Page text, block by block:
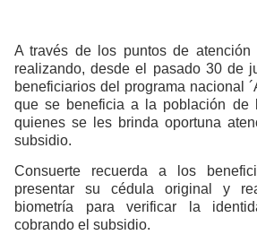
A través de los puntos de atención
realizando, desde el pasado 30 de
beneficiarios del programa nacional
que se beneficia a la población de
quienes se les brinda oportuna
subsidio.
Consuerte recuerda a los
presentar su cédula original y
biometría para verificar la
cobrando el subsidio.